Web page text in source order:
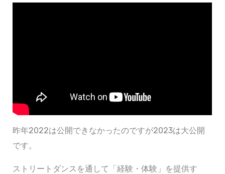
昨年2022は公開できなかったのですが2023は大公開
です。
ストリートダンスを通して「経験・体験」を提供す